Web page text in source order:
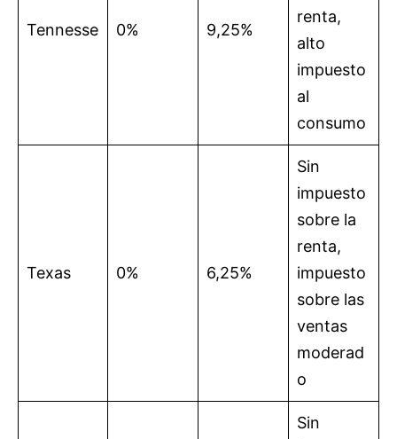
Tennesse 0% 9,25%
renta,
alto
impuesto
al
consumo
Texas 0% 6,25%
Sin
impuesto
sobre la
renta,
impuesto
sobre las
ventas
moderad
o
Sin